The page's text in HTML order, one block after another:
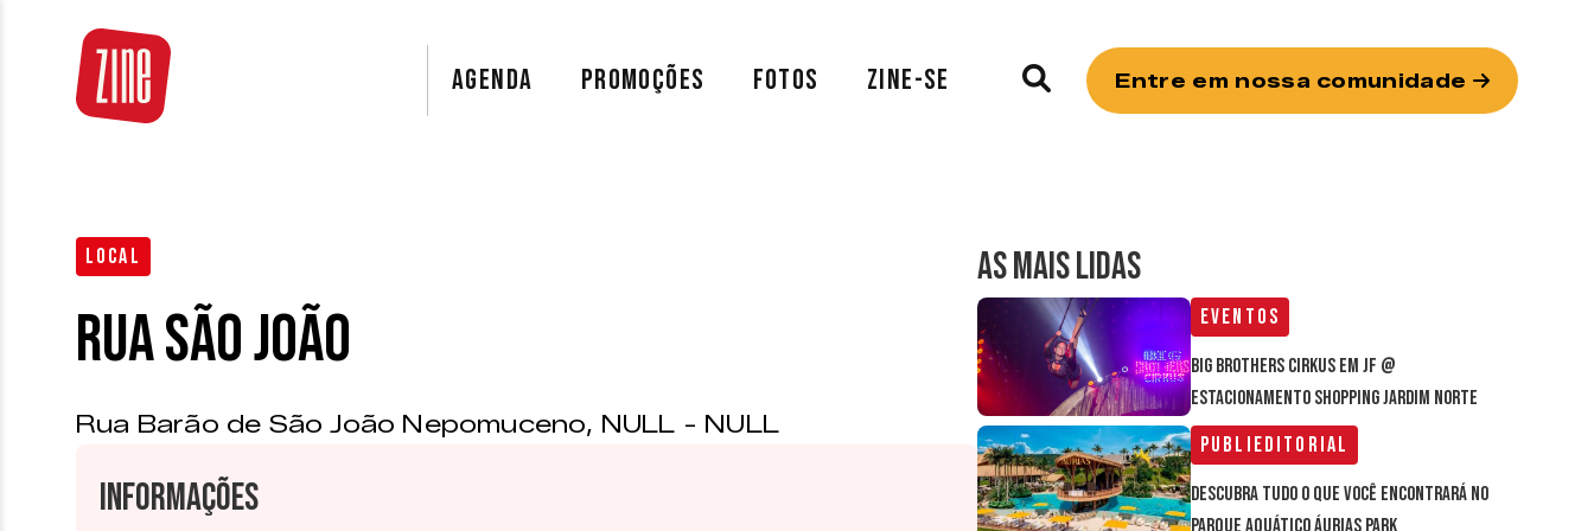
AGENDA PROMOÇÕES FOTOS ZINE-SE Entre em nossa comunidade
LOCAL
Rua São João
Rua Barão de São João Nepomuceno, NULL - NULL
Informações
AS MAIS LIDAS
Eventos
Big Brothers Cirkus em JF @
estacionamento Shopping Jardim Norte
Publieditorial
Descubra tudo o que você encontrará no
parque aquático Áurias Park